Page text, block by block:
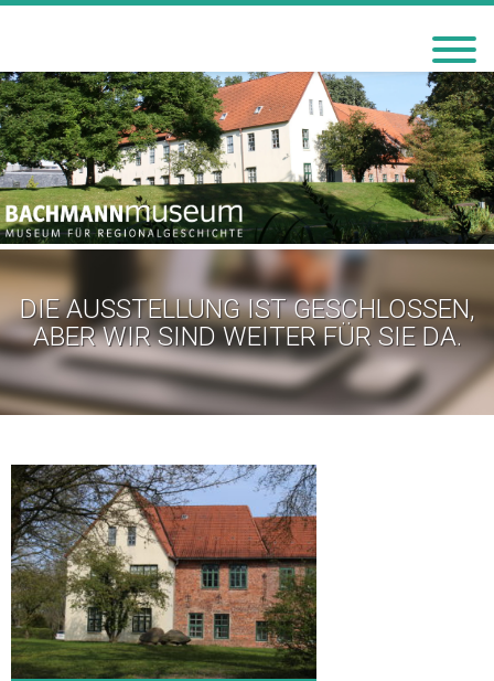
BREMERVÖRDE
DIE AUSSTELLUNG IST GESCHLOSSEN,
ABER WIR SIND WEITER FÜR SIE DA.